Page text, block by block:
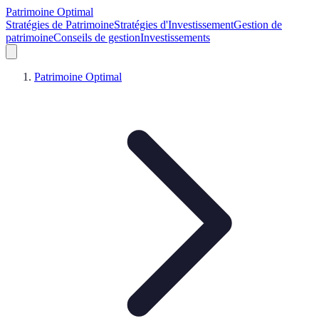
Patrimoine Optimal
Stratégies de PatrimoineStratégies d'InvestissementGestion de
patrimoineConseils de gestionInvestissements
Patrimoine Optimal